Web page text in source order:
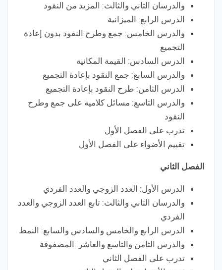
والدرسان الثاني والثالث: المزيد من النقود
الدرس الرابع: الميزانية
والدرس الخامس: جمع وطرح النقود بدون إعادة
التجميع
الدرس السادس: القيمة المكانية
والدرس السابع: جمع النقود بإعادة التجميع
الدرس الثامن: طرح النقود بإعادة التجميع
والدرس التاسع: مسائل كلامية على جمع وطرح
النقود
تدرب على الفصل الأول
تقييم الأضواء على الفصل الأول
الفصل الثاني
الدرس الأول: العدد الزوجي والعدد الفردي
والدرسان الثاني والثالث: تابع العدد الزوجي والعدد
الفردي
الدرس الرابع والخامس والسادس والسابع: النمط
والدرس الثامن والتاسع والعاشر: المصفوفة
تدرب على الفصل الثاني